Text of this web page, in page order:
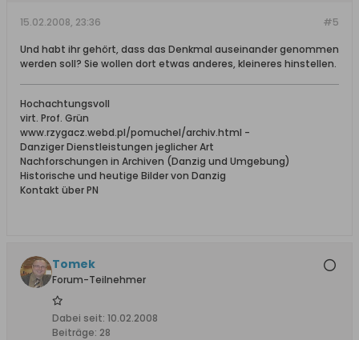
#5
15.02.2008, 23:36
Und habt ihr gehört, dass das Denkmal auseinander genommen
werden soll? Sie wollen dort etwas anderes, kleineres hinstellen.
Hochachtungsvoll
virt. Prof. Grün
www.rzygacz.webd.pl/pomuchel/archiv.html -
Danziger Dienstleistungen jeglicher Art
Nachforschungen in Archiven (Danzig und Umgebung)
Historische und heutige Bilder von Danzig
Kontakt über PN
Tomek
Forum-Teilnehmer
Dabei seit: 10.02.2008
Beiträge: 28